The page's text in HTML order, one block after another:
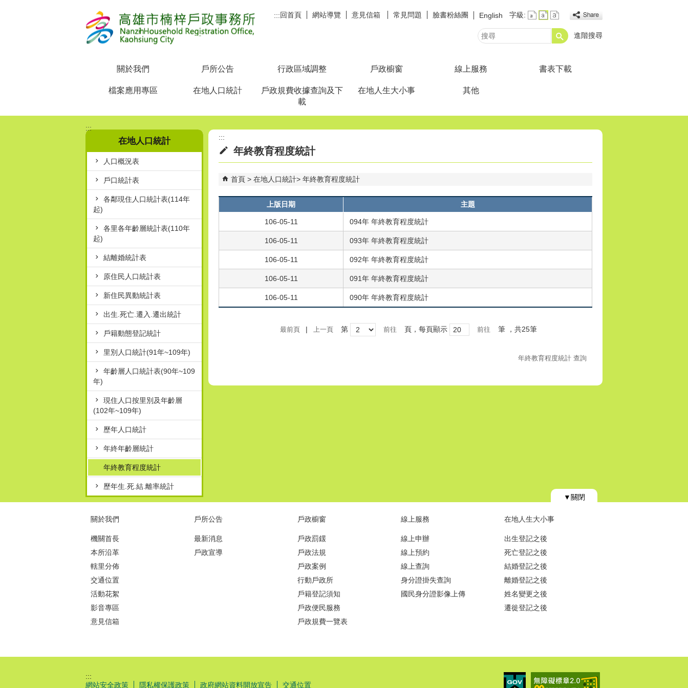
:::回首頁 網站導覽 意見信箱 常見問題 臉書粉絲團 English 字級:
搜
進階搜尋
關於我們 戶所公告 行政區域調整 戶政櫥窗 線上服務 書表下載
檔案應用專區 在地人口統計
戶政規費收據查詢及下
載
在地人生大小事 其他
:::
在地人口統計
人口概況表
戶口統計表
各鄰現住人口統計表(114年
起)
各里各年齡層統計表(110年
起)
結離婚統計表
原住民人口統計表
新住民異動統計表
出生.死亡.遷入.遷出統計
戶籍動態登記統計
里別人口統計(91年~109年)
年齡層人口統計表(90年~109
年)
現住人口按里別及年齡層
(102年~109年)
歷年人口統計
年終年齡層統計
年終教育程度統計
歷年生.死.結.離率統計
:::
年終教育程度統計
首頁 在地人口統計 年終教育程度統計
上版日期 主題
106-05-11 094年 年終教育程度統計
106-05-11 093年 年終教育程度統計
106-05-11 092年 年終教育程度統計
106-05-11 091年 年終教育程度統計
106-05-11 090年 年終教育程度統計
最前頁 | 上一頁 第 頁，每頁顯示 筆 ，共25筆
年終教育程度統計 查詢
▼關閉
關於我們
機關首長
本所沿革
轄里分佈
交通位置
活動花絮
影音專區
意見信箱
戶所公告
最新消息
戶政宣導
戶政櫥窗
戶政罰鍰
戶政法規
戶政案例
行動戶政所
戶籍登記須知
戶政便民服務
戶政規費一覽表
線上服務
線上申辦
線上預約
線上查詢
身分證掛失查詢
國民身分證影像上傳
在地人生大小事
出生登記之後
死亡登記之後
結婚登記之後
離婚登記之後
姓名變更之後
遷徙登記之後
:::
網站安全政策
隱私權保護政策 政府網站資料開放宣告 交通位置